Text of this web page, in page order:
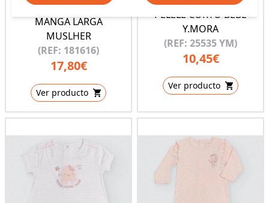
PIJAMA TERMAL BEBE
MANGA LARGA
MUSLHER
(REF: 181616)
17,80€
Ver producto
PELELE CORTO BEBÉ
Y.MORA
(REF: 25535 YM)
10,45€
Ver producto